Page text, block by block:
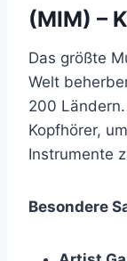
(MIM) –
Das größte
Welt
200
Kopfhörer,
Instrumente
Besondere